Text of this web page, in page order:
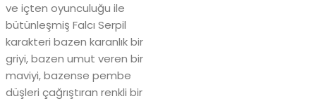
ve içten oyunculuğu ile
bütünleşmiş Falcı Serpil
karakteri bazen karanlık bir
griyi, bazen umut veren bir
maviyi, bazense pembe
düşleri çağrıştıran renkli bir